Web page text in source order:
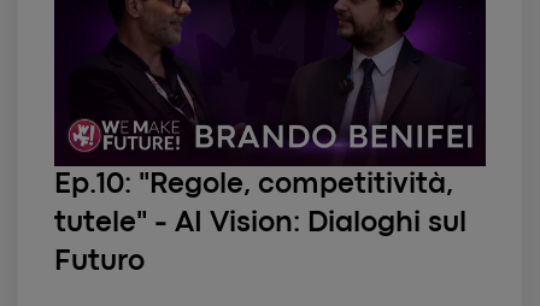
Ep.10: "Regole, competitività,
tutele" - AI Vision: Dialoghi sul
Futuro